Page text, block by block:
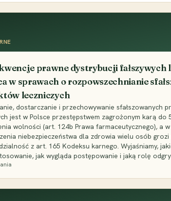
prawne dystrybucji fałszywych
w sprawach o rozpowszechnianie
leczniczych
dostarczanie i przechowywanie sfałszowanych
jest w Polsce przestępstwem zagrożonym karą do
wolności (art. 124b Prawa farmaceutycznego), a
niebezpieczeństwa dla zdrowia wielu osób grozi
z art. 165 Kodeksu karnego. Wyjaśniamy,
jak wygląda postępowanie i jaką rolę